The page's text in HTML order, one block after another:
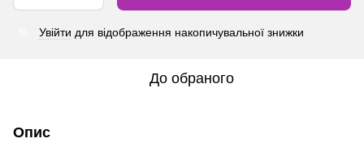
Увійти для відображення накопичувальної знижки
До обраного
Опис